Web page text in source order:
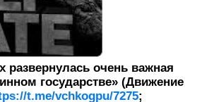
развернулась очень важная
государстве» (Движение
t.me/vchkogpu/7275;